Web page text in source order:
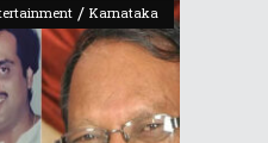
/ Karnataka